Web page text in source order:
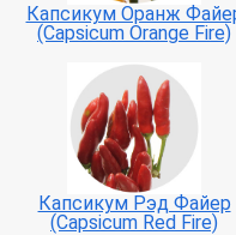
Капсикум Оранж
(Capsicum Orange Fire)
Капсикум Рэд Файер
(Capsicum Red Fire)